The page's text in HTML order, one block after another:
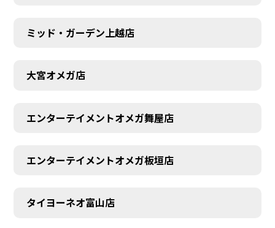
ミッド・ガーデン上越店
大宮オメガ店
エンターテイメントオメガ舞屋店
エンターテイメントオメガ板垣店
タイヨーネオ富山店